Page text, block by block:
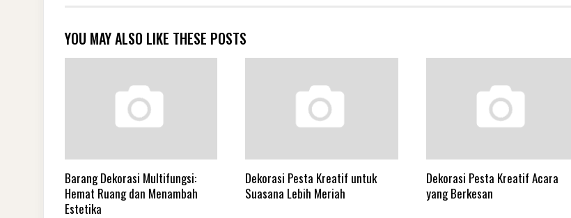
YOU MAY ALSO LIKE THESE POSTS
Barang Dekorasi Multifungsi:
Hemat Ruang dan Menambah
Estetika
Dekorasi Pesta Kreatif untuk
Suasana Lebih Meriah
Dekorasi Pesta Kreatif Acara
yang Berkesan